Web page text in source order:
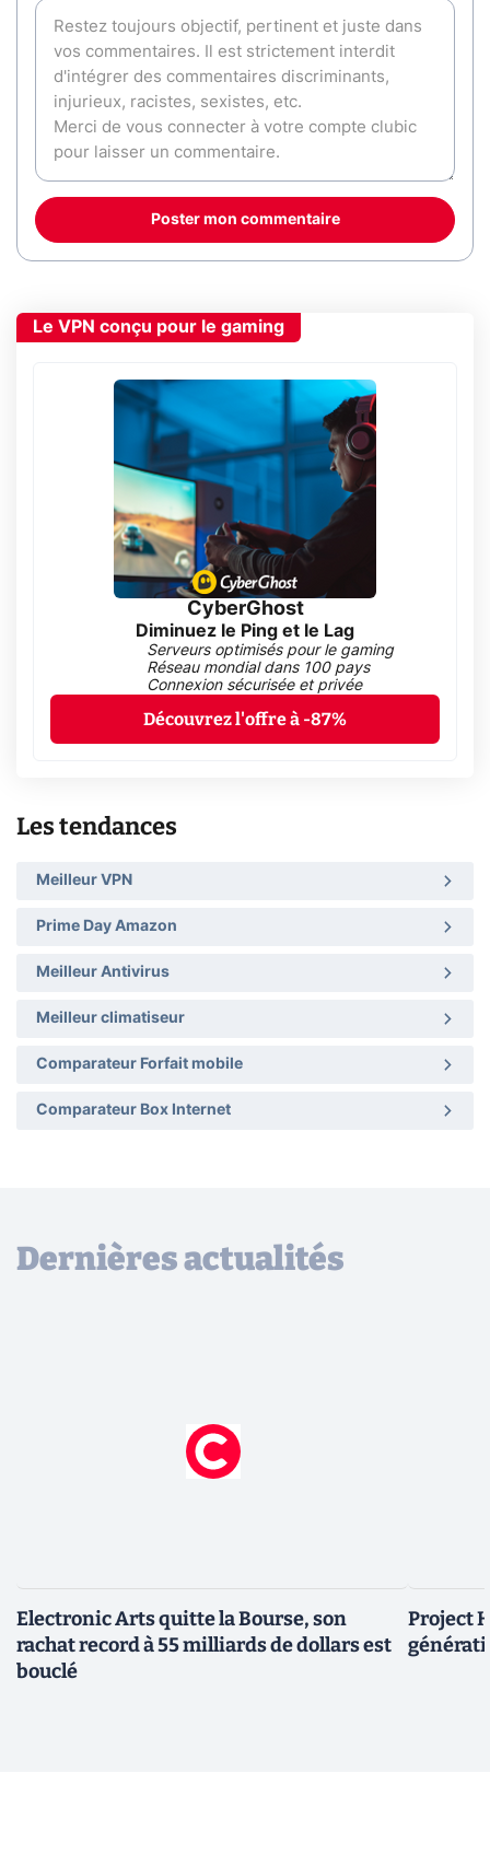
Poster mon commentaire
Le VPN conçu pour le gaming
CyberGhost
Diminuez le Ping et le Lag
Serveurs optimisés pour le gaming
Réseau mondial dans 100 pays
Connexion sécurisée et privée
Découvrez l'offre à -87%
Les tendances
Meilleur VPN
Prime Day Amazon
Meilleur Antivirus
Meilleur climatiseur
Comparateur Forfait mobile
Comparateur Box Internet
Dernières actualités
Electronic Arts quitte la Bourse, son
rachat record à 55 milliards de dollars est
bouclé
Project